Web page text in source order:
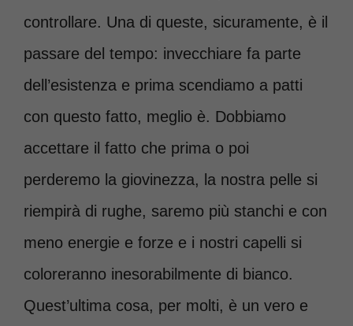
controllare. Una di queste, sicuramente, è il
passare del tempo: invecchiare fa parte
dell’esistenza e prima scendiamo a patti
con questo fatto, meglio è. Dobbiamo
accettare il fatto che prima o poi
perderemo la giovinezza, la nostra pelle si
riempirà di rughe, saremo più stanchi e con
meno energie e forze e i nostri capelli si
coloreranno inesorabilmente di bianco.
Quest’ultima cosa, per molti, è un vero e